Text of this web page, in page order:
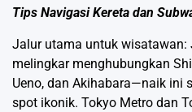
Tips Navigasi Kereta dan
Jalur utama untuk wisatawan:
melingkar menghubungkan
Ueno, dan Akihabara—naik ini
spot ikonik. Tokyo Metro dan